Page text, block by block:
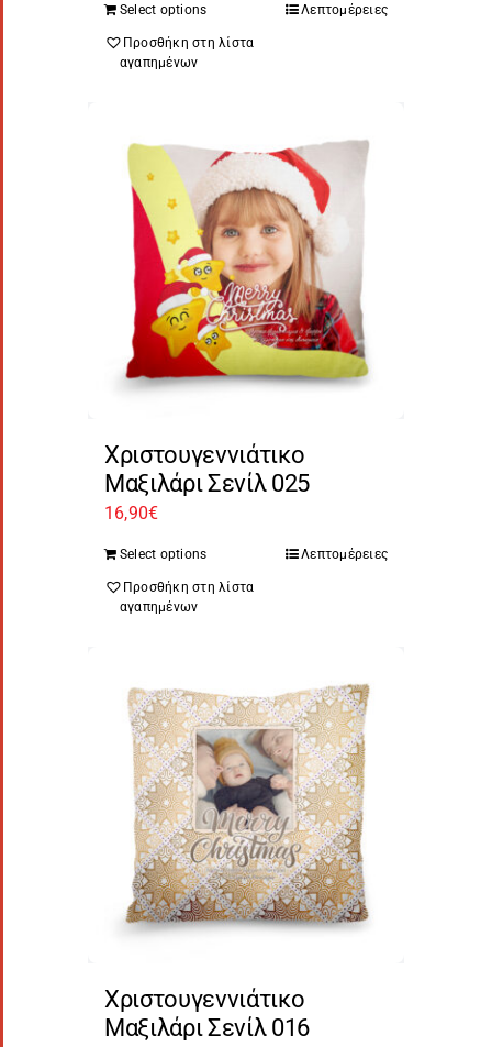
Select options Λεπτομέρειες
Προσθήκη στη λίστα
αγαπημένων
Χριστουγεννιάτικο
Μαξιλάρι Σενίλ 025
16,90€
Select options Λεπτομέρειες
Προσθήκη στη λίστα
αγαπημένων
Χριστουγεννιάτικο
Μαξιλάρι Σενίλ 016